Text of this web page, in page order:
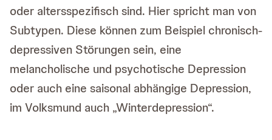
oder altersspezifisch sind. Hier spricht man von
Subtypen. Diese können zum Beispiel chronisch-
depressiven Störungen sein, eine
melancholische und psychotische Depression
oder auch eine saisonal abhängige Depression,
im Volksmund auch „Winterdepression“.